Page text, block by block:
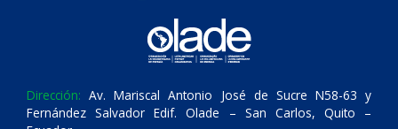
Dirección: Av. Mariscal Antonio José de Sucre N58-63 y
Fernández Salvador Edif. Olade – San Carlos, Quito –